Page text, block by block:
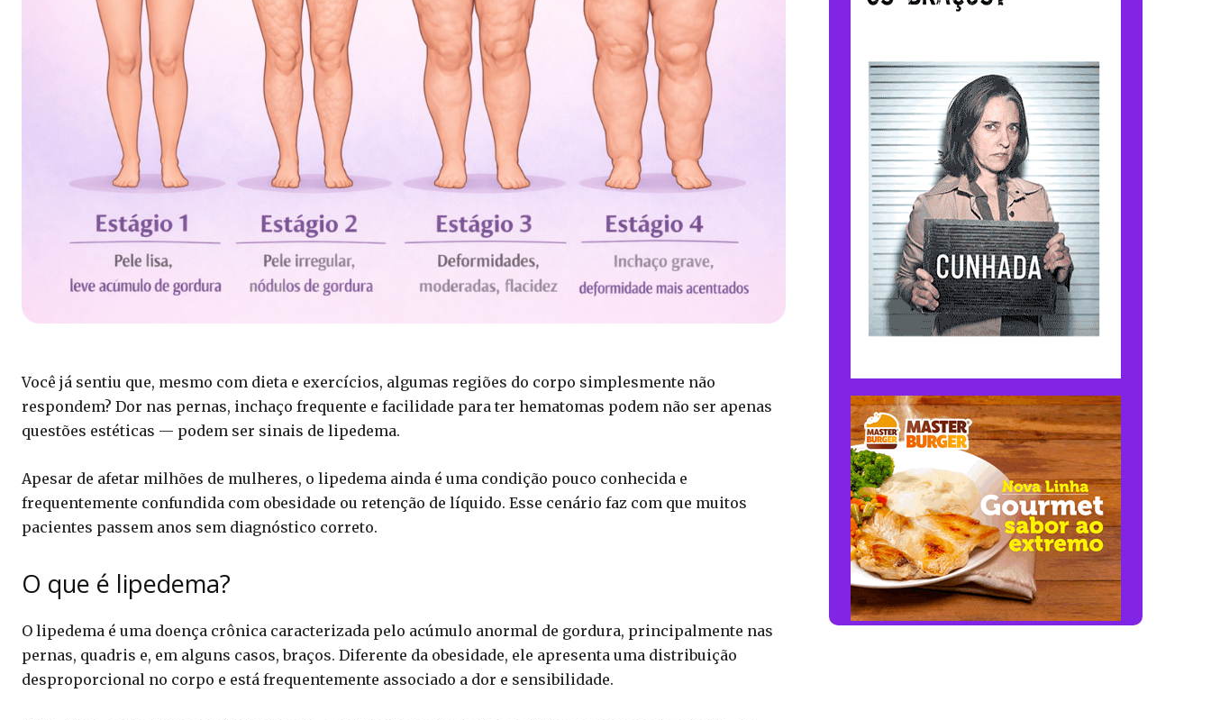
Você já sentiu que, mesmo com dieta e exercícios, algumas regiões do corpo simplesmente não
respondem? Dor nas pernas, inchaço frequente e facilidade para ter hematomas podem não ser apenas
questões estéticas — podem ser sinais de lipedema.
Apesar de afetar milhões de mulheres, o lipedema ainda é uma condição pouco conhecida e
frequentemente confundida com obesidade ou retenção de líquido. Esse cenário faz com que muitos
pacientes passem anos sem diagnóstico correto.
O que é lipedema?
O lipedema é uma doença crônica caracterizada pelo acúmulo anormal de gordura, principalmente nas
pernas, quadris e, em alguns casos, braços. Diferente da obesidade, ele apresenta uma distribuição
desproporcional no corpo e está frequentemente associado a dor e sensibilidade.